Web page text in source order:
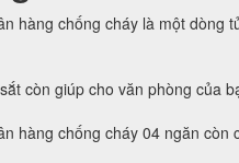
hàng chống cháy là một dòng
còn giúp cho văn phòng của
hàng chống cháy 04 ngăn còn